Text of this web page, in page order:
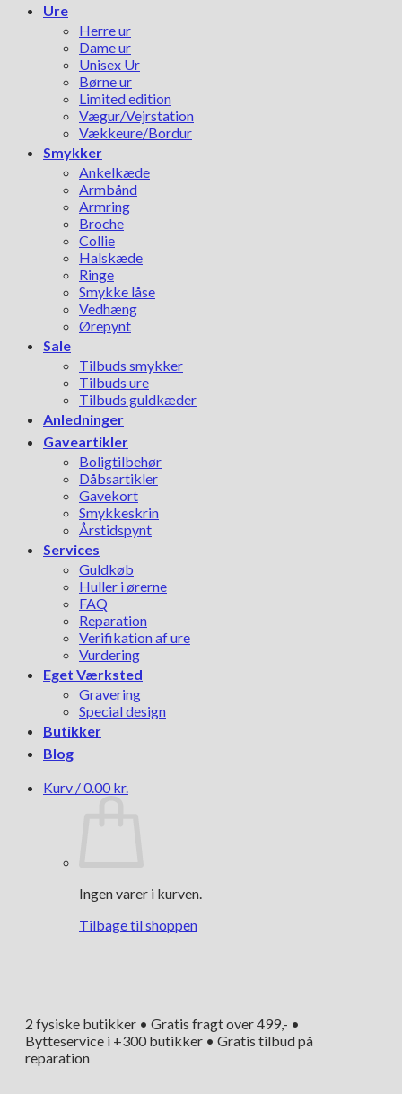
Ure
Herre ur
Dame ur
Unisex Ur
Børne ur
Limited edition
Vægur/Vejrstation
Vækkeure/Bordur
Smykker
Ankelkæde
Armbånd
Armring
Broche
Collie
Halskæde
Ringe
Smykke låse
Vedhæng
Ørepynt
Sale
Tilbuds smykker
Tilbuds ure
Tilbuds guldkæder
Anledninger
Gaveartikler
Boligtilbehør
Dåbsartikler
Gavekort
Smykkeskrin
Årstidspynt
Services
Guldkøb
Huller i ørerne
FAQ
Reparation
Verifikation af ure
Vurdering
Eget Værksted
Gravering
Special design
Butikker
Blog
Kurv /0.00 kr.
Ingen varer i kurven.
Tilbage til shoppen
2 fysiske butikker • Gratis fragt over 499,- •
Bytteservice i +300 butikker • Gratis tilbud på
reparation